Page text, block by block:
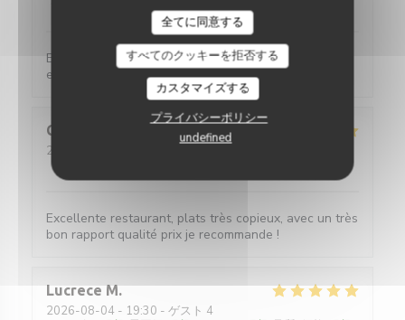
全てに同意する
すべてのクッキーを拒否する
カスタマイズする
プライバシーポリシー
undefined
Bon accueil, bons produits, nous avons passé un
excellent moment!
Clara
2026-08-05
サービス
Excellente restaurant, plats très copieux, avec un très
bon rapport qualité prix je recommande !
Lucrece M
2026-08-04 - 19:30 - ゲスト 4